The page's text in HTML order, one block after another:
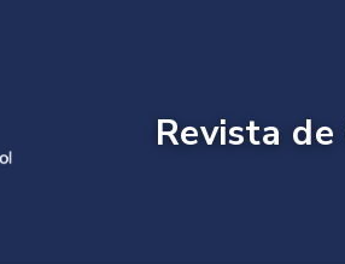
Revista